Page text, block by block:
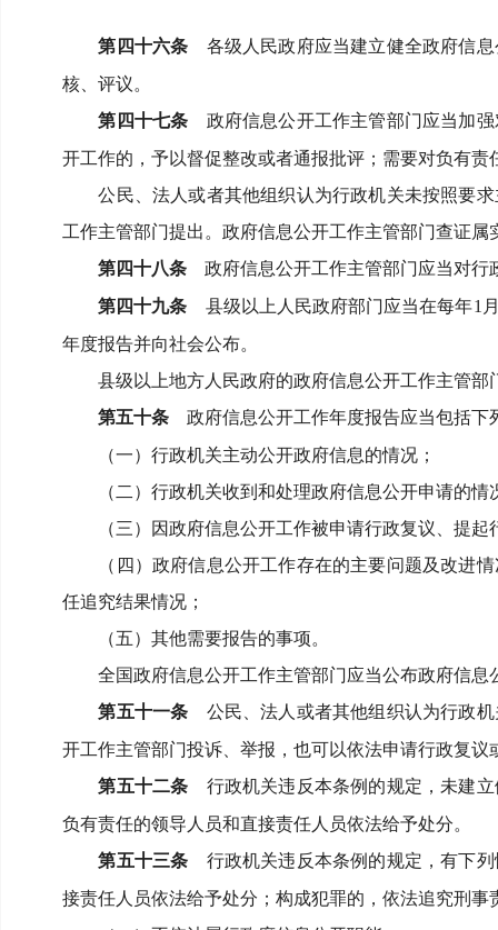
第四十六条 各级人民政府应当建立健全政府信
核、评议。
第四十七条 政府信息公开工作主管部门应当加
开工作的，予以督促整改或者通报批评； 需要对负有责
公民、法人或者其他组织认为行政机关未按照要
工作主管部门提出。 政府信息公开工作主管部门查证
第四十八条 政府信息公开工作主管部门应当对行
第四十九条 县级以上人民政府部门应当在每年1
年度报告并向社会公布。
县级以上地方人民政府的政府信息公开工作主管部
第五十条 政府信息公开工作年度报告应当包括下
（一）行政机关主动公开政府信息的情况；
（二）行政机关收到和处理政府信息公开申请的情
（三）因政府信息公开工作被申请行政复议、提起
（四）政府信息公开工作存在的主要问题及改进
任追究结果情况；
（五）其他需要报告的事项。
全国政府信息公开工作主管部门应当公布政府信
第五十一条 公民、法人或者其他组织认为行政
开工作主管部门投诉、举报，也可以依法申请行政复议
第五十二条 行政机关违反本条例的规定，未建
负有责任的领导人员和直接责任人员依法给予处分。
第五十三条 行政机关违反本条例的规定，有下
接责任人员依法给予处分； 构成犯罪的，依法追究刑事